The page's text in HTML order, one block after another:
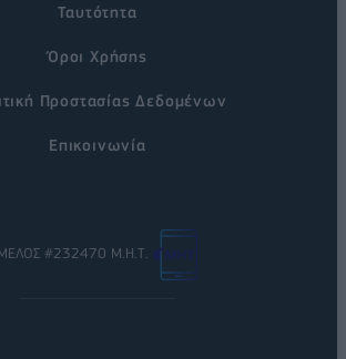
Ταυτότητα
Όροι Χρήσης
Προστασίας Δεδομένων
Επικοινωνία
#232470 Μ.Η.Τ.